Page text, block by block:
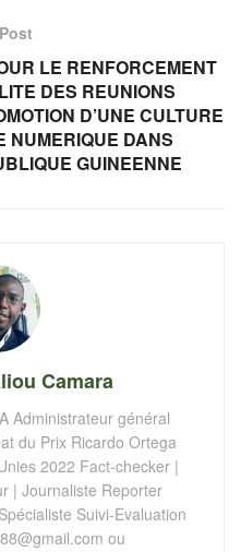
LE RENFORCEMENT
DES REUNIONS
D’UNE CULTURE
NUMERIQUE DANS
GUINEENNE
Camara
Administrateur général
du Prix Ricardo Ortega
2022 Fact-checker |
| Journaliste Reporter
Suivi-Evaluation
ou